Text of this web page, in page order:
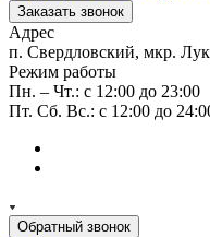
Заказать звонок
Адрес
п. Свердловский, мкр.
Режим работы
Пн. – Чт.: с 12:00 до 23:00
Пт. Сб. Вс.: с 12:00 до
Обратный звонок